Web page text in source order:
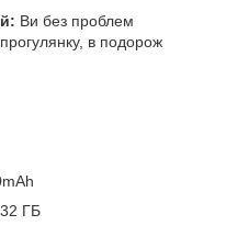
Ви без проблем
в подорож
ГБ